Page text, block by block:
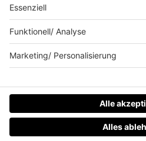
© barba radio. Ein Baby von